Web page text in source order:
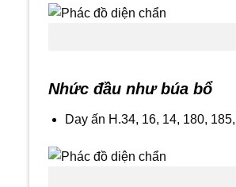
Nhức đầu như búa bổ
Day ấn H.34, 16, 14, 180,